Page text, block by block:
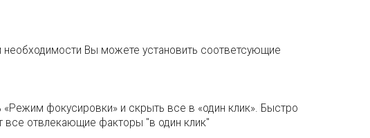
необходимости Вы можете установить соответсующие
фокусировки» и скрыть все в «один клик». Быстро
все отвлекающие факторы "в один клик"